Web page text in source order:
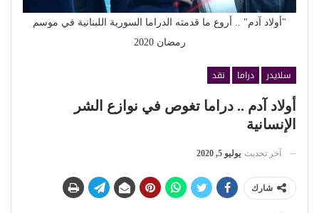
"أولاد آدم" .. أروع ما قدمته الدراما السورية اللبنانية في موسم
رمضان 2020
سلايدر دراما
نقد
أولاد آدم .. دراما تغوص في نوازع الشر
الإنسانية
آخر تحديث يوليو 5, 2020
شارك